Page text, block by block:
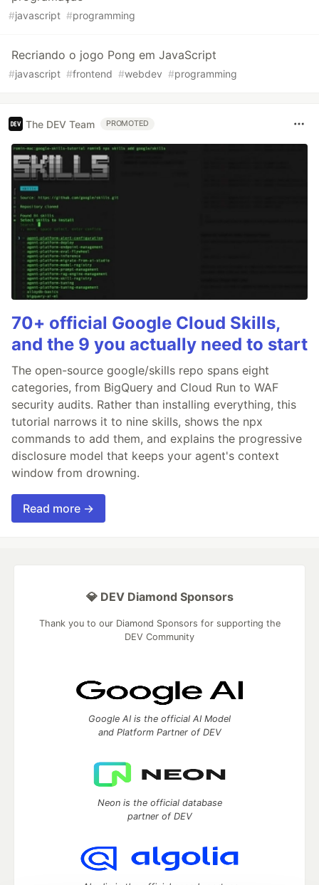
#javascript #programming
Recriando o jogo Pong em JavaScript
#javascript #frontend #webdev #programming
The DEV Team PROMOTED
70+ official Google Cloud Skills,
and the 9 you actually need to start
The open-source google/skills repo spans eight
categories, from BigQuery and Cloud Run to WAF
security audits. Rather than installing everything, this
tutorial narrows it to nine skills, shows the npx
commands to add them, and explains the progressive
disclosure model that keeps your agent's context
window from drowning.
Read more →
💎 DEV Diamond Sponsors
Thank you to our Diamond Sponsors for supporting the
DEV Community
Google AI is the official AI Model
and Platform Partner of DEV
Neon is the official database
partner of DEV